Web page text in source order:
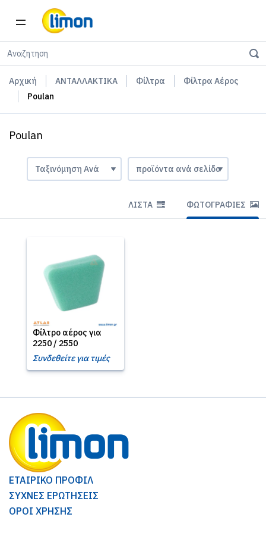
Αρχική ΑΝΤΑΛΛΑΚΤΙΚΑ Φίλτρα
Φίλτρα Αέρος
Poulan
Poulan
ΛΊΣΤΑ ΦΩΤΟΓΡΑΦΊΕΣ
Φίλτρο αέρος για
2250 / 2550
Συνδεθείτε για τιμές
ΕΤΑΙΡΙΚΟ ΠΡΟΦΙΛ
ΣΥΧΝΕΣ ΕΡΩΤΗΣΕΙΣ
ΟΡΟΙ ΧΡΗΣΗΣ